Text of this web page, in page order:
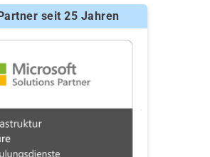
seit 25 Jahren